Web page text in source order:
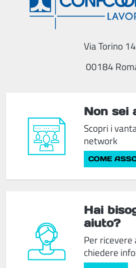
Non sei
Scopri i
network
COME
Via Torino
00184
Hai
aiuto?
Per
chiedere